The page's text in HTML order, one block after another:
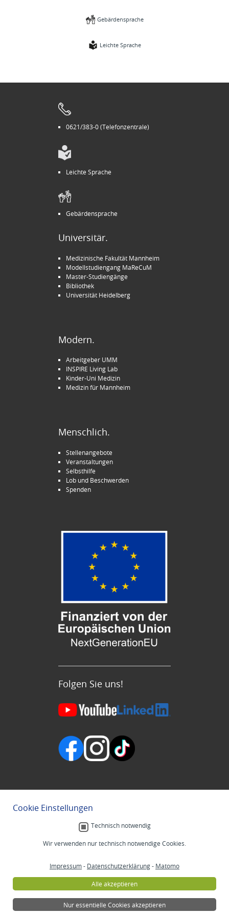
Gebärdensprache
Leichte Sprache
0621/383-0 (Telefonzentrale)
Leichte Sprache
Gebärdensprache
Universitär.
Medizinische Fakultät Mannheim
Modellstudiengang MaReCuM
Master-Studiengänge
Bibliothek
Universität Heidelberg
Modern.
Arbeitgeber UMM
INSPIRE Living Lab
Kinder-Uni Medizin
Medizin für Mannheim
Menschlich.
Stellenangebote
Veranstaltungen
Selbsthilfe
Lob und Beschwerden
Spenden
Folgen Sie uns!
Cookie Einstellungen
Technisch notwendig
Wir verwenden nur technisch notwendige Cookies.
Impressum- Datenschutzerklärung- Matomo
Alle akzeptieren
Nur essentielle Cookies akzeptieren